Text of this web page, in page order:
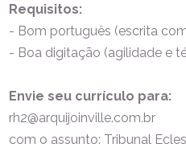
Requisitos:
- Bom português (escrita
- Boa digitação (agilidade e
Envie seu currículo para:
rh2@arquijoinville.com.br
com o assunto: Tribunal